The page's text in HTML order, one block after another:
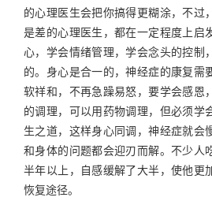
的心理医生会把你搞得更糊涂，不过
是差的心理医生，都在一定程度上启
心，学会情绪管理，学会念头的控制
的。身心是合一的，神经症的康复需
软祥和，不再急躁易怒，要学会感恩
的调理，可以用药物调理，但必须学
生之道，这样身心同调，神经症就会
和身体的问题都会迎刃而解。不少人
半年以上，自感缓解了大半，使他更
恢复途径。